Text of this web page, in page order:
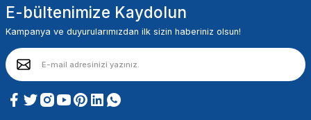
E-bültenimize Kaydolun
Kampanya ve duyurularımızdan ilk sizin haberiniz olsun!